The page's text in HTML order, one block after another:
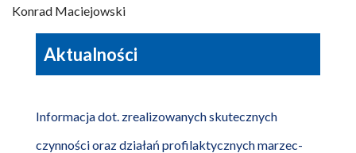
Konrad Maciejowski
Aktualności
Informacja dot. zrealizowanych skutecznych
czynności oraz działań profilaktycznych marzec-